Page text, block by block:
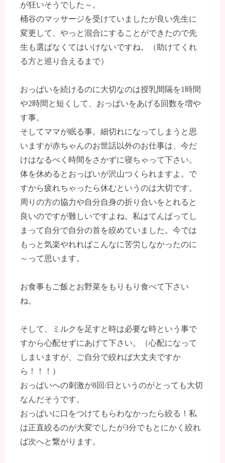
が狂いそうでした～。
桶谷のマッサージを受けていましたが良い先生に
変更して、やっと混合にすることができたので先
生も選ばなくてはいけないですね。（助けてくれ
る方と巡り合えるまで）
おっぱいを続けるのに大切なのは授乳間隔を1時間
や2時間と短くして、おっぱいをあげる回数を増や
す事。
そしてママが眠る事。細切れになってしまうと思
いますが赤ちゃんのお世話以外のお仕事は、今だ
けはなるべく時間をさかずに寝ちゃって下さい。
体を休めるとおっぱいが沢山つくられますよ。で
すから疲れちゃったら休むというのは大切です。
周りの方の協力や自分自身の折り合いをとれると
良いのですが難しいですよね。私はてんぱってし
まって自分で自分の首を絞めていました。今では
もっと気楽やれればこんなに苦労しなかったのに
～って思います。
お食事もご飯とお野菜をもりもり食べて下さい
ね。
そして、ミルクを足すと時は必要な時という事で
すから心配せずにあげて下さい。（心配になって
しまいますが、ご自分で絞れば大丈夫ですか
ら！！！）
おっぱいへの刺激が8回/日というのがとっても大切
なんだそうです。
おっぱいに口をつけてもらわなかったら絞る！私
は正直絞るのが大変でしたが3分でもとにかく絞れ
ば次へと繋がります。